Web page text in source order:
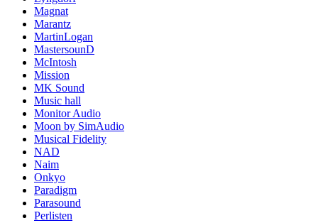
Magnat
Marantz
MartinLogan
MastersounD
McIntosh
Mission
MK Sound
Music hall
Monitor Audio
Moon by SimAudio
Musical Fidelity
NAD
Naim
Onkyo
Paradigm
Parasound
Perlisten